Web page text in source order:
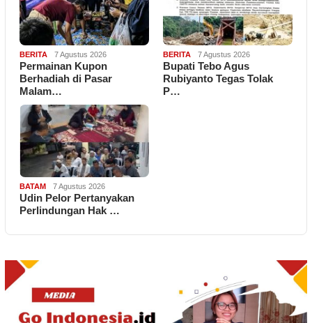
BERITA 7 Agustus 2026
Permainan Kupon
Berhadiah di Pasar
Malam…
BERITA 7 Agustus 2026
Bupati Tebo Agus
Rubiyanto Tegas Tolak
P…
BATAM 7 Agustus 2026
Udin Pelor Pertanyakan
Perlindungan Hak …